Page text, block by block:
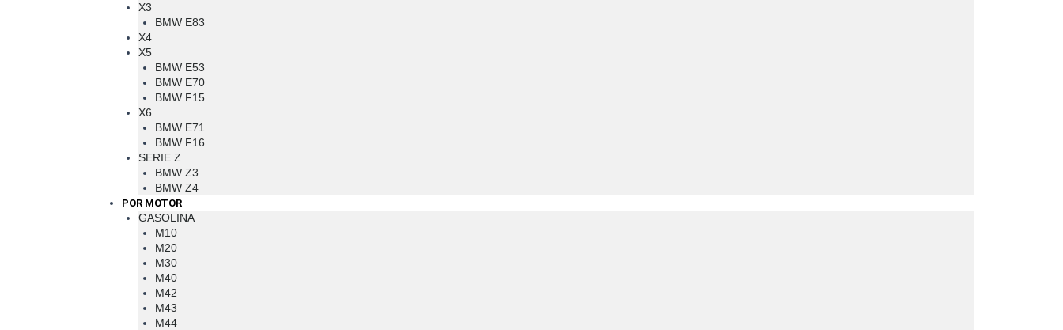
X3
BMW E83
X4
X5
BMW E53
BMW E70
BMW F15
X6
BMW E71
BMW F16
SERIE Z
BMW Z3
BMW Z4
POR MOTOR
GASOLINA
M10
M20
M30
M40
M42
M43
M44